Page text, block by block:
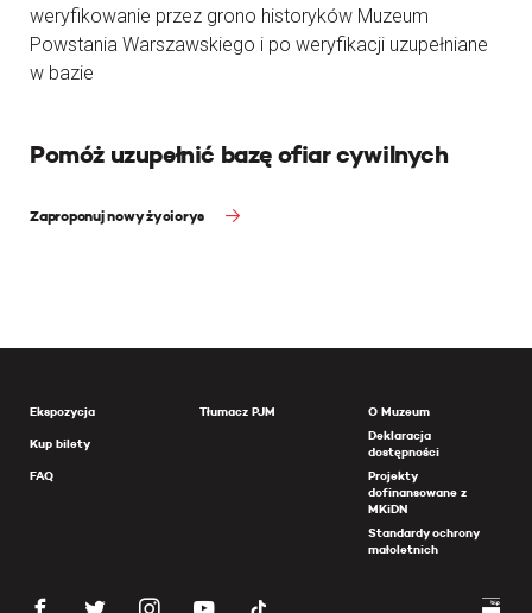
weryfikowanie przez grono historyków Muzeum
Powstania Warszawskiego i po weryfikacji uzupełniane
w bazie
Pomóż uzupełnić bazę ofiar cywilnych
Zaproponuj nowy życiorys
Ekspozycja
Kup bilety
FAQ
Tłumacz PJM
O Muzeum
Deklaracja
dostępności
Projekty
dofinansowane z
MKiDN
Standardy ochrony
małoletnich